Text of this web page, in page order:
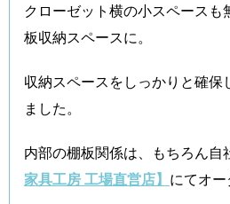
クローゼット横の小スペースも
板収納スペースに。
収納スペースをしっかりと確保
ました。
内部の棚板関係は、もちろん自
家具工房 工場直営店】 にてオー